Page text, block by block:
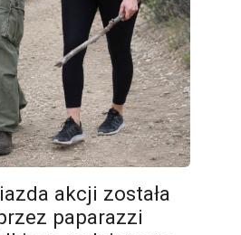
akcji została
paparazzi